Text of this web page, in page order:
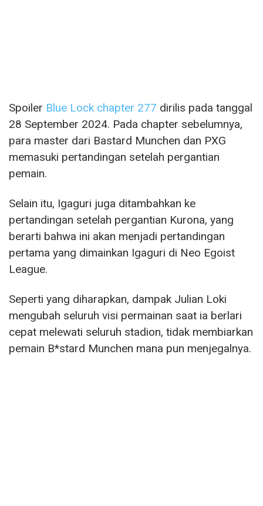
Spoiler Blue Lock chapter 277 dirilis pada tanggal
28 September 2024. Pada chapter sebelumnya,
para master dari Bastard Munchen dan PXG
memasuki pertandingan setelah pergantian
pemain.
Selain itu, Igaguri juga ditambahkan ke
pertandingan setelah pergantian Kurona, yang
berarti bahwa ini akan menjadi pertandingan
pertama yang dimainkan Igaguri di Neo Egoist
League.
Seperti yang diharapkan, dampak Julian Loki
mengubah seluruh visi permainan saat ia berlari
cepat melewati seluruh stadion, tidak membiarkan
pemain B*stard Munchen mana pun menjegalnya.